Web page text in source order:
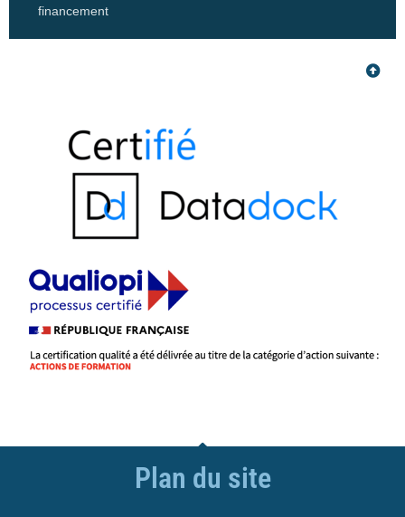
financement
Plan du site